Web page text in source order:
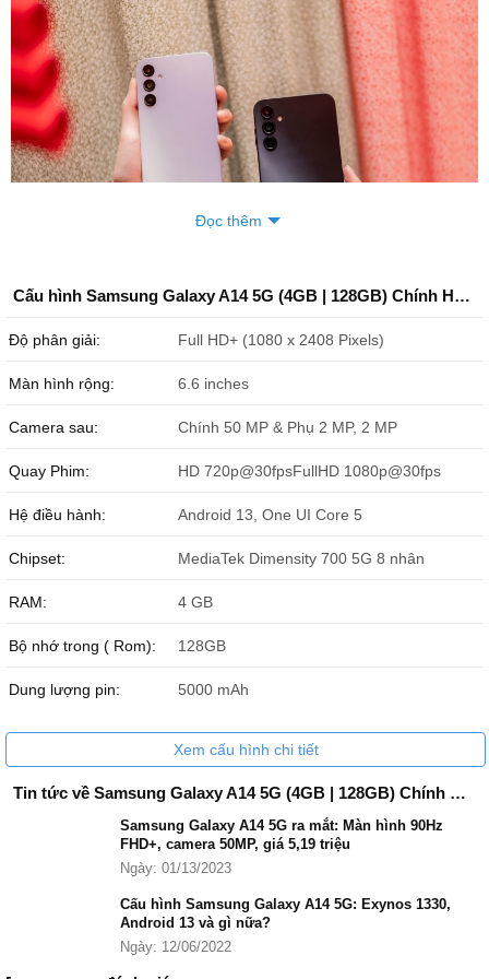
Samsung Galaxy A14 5G giá bao nhiêu?
Samsung Galaxy A14 5G có giá là
rẻ nhất thị trường, bảo hành 12 tháng chính hãng Samsung Việt
đời.
Bảng giá Samsung Galaxy A14 5G trong năm 2024
Dung lượng
Giá bán
Những tính năng nổi bật của Samsung A14 5G.
Thiết kế đơn giản, hiện đại
Đọc thêm
Cấu hình Samsung Galaxy A14 5G (4GB | 128GB) Chính Hãng
Độ phân giải: Full HD+ (1080 x 2408 Pixels)
Màn hình rộng: 6.6 inches
Camera sau: Chính 50 MP & Phụ 2 MP, 2 MP
Quay Phim: HD 720p@30fpsFullHD 1080p@30fps
Hệ điều hành: Android 13, One UI Core 5
Chipset: MediaTek Dimensity 700 5G 8 nhân
RAM: 4 GB
Bộ nhớ trong ( Rom): 128GB
Dung lượng pin: 5000 mAh
Xem cấu hình chi tiết
Tin tức về Samsung Galaxy A14 5G (4GB | 128GB) Chính Hãng
Samsung Galaxy A14 5G ra mắt: Màn hình 90Hz
FHD+, camera 50MP, giá 5,19 triệu
Ngày: 01/13/2023
Cấu hình Samsung Galaxy A14 5G: Exynos 1330,
Android 13 và gì nữa?
Ngày: 12/06/2022